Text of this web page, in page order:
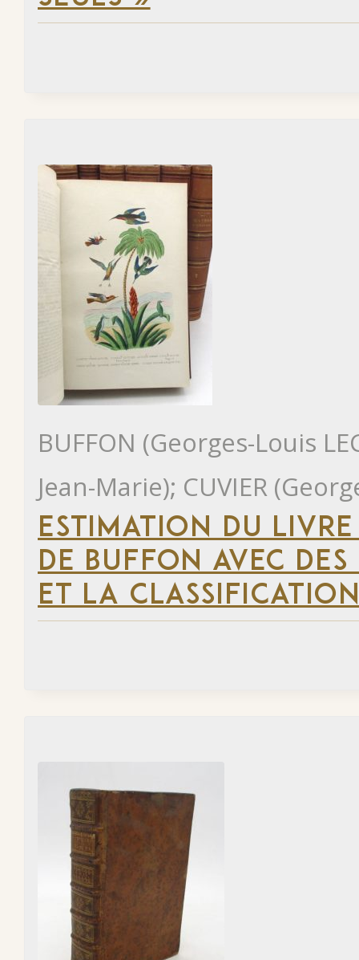
BUFFON (Georges-Louis
Jean-Marie); CUVIER
ESTIMATION DU
DE BUFFON AVEC
ET LA